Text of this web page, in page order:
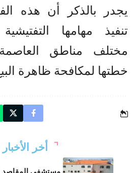
يجدر بالذكر أن هذه
تنفيذ مهامها
مختلف مناطق
خطتها لمكافحة ظاهرة
أخر الأخبار
مستشفى المقاصد